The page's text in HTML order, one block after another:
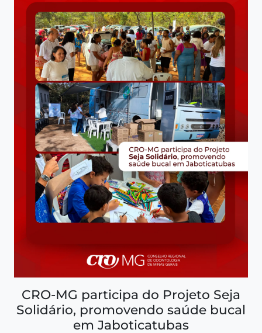
CRO-MG participa do Projeto Seja
Solidário, promovendo saúde bucal
em Jaboticatubas